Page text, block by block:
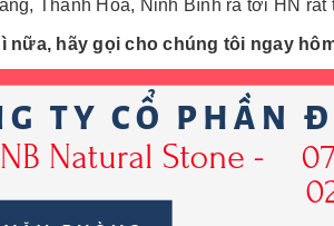
Thanh Hóa, Ninh Bình ra tới HN
nữa, hãy gọi cho chúng tôi ngay